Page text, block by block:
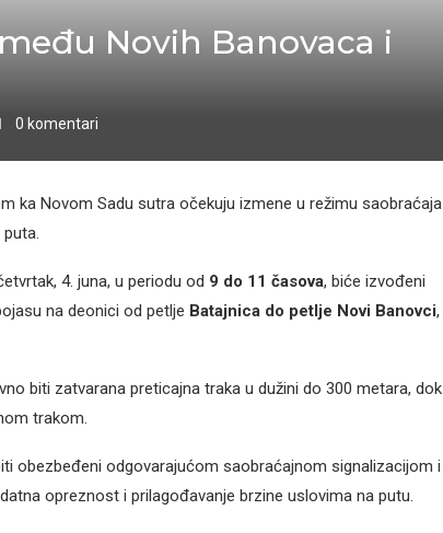
Novih Banovaca i
0 komentari
ka Novom Sadu sutra očekuju izmene u režimu saobraćaja
4. juna, u periodu od 9 do 11 časova, biće izvođeni
na deonici od petlje Batajnica do petlje Novi Banovci,
biti zatvarana preticajna traka u dužini do 300 metara, dok
trakom.
obezbeđeni odgovarajućom saobraćajnom signalizacijom i
opreznost i prilagođavanje brzine uslovima na putu.